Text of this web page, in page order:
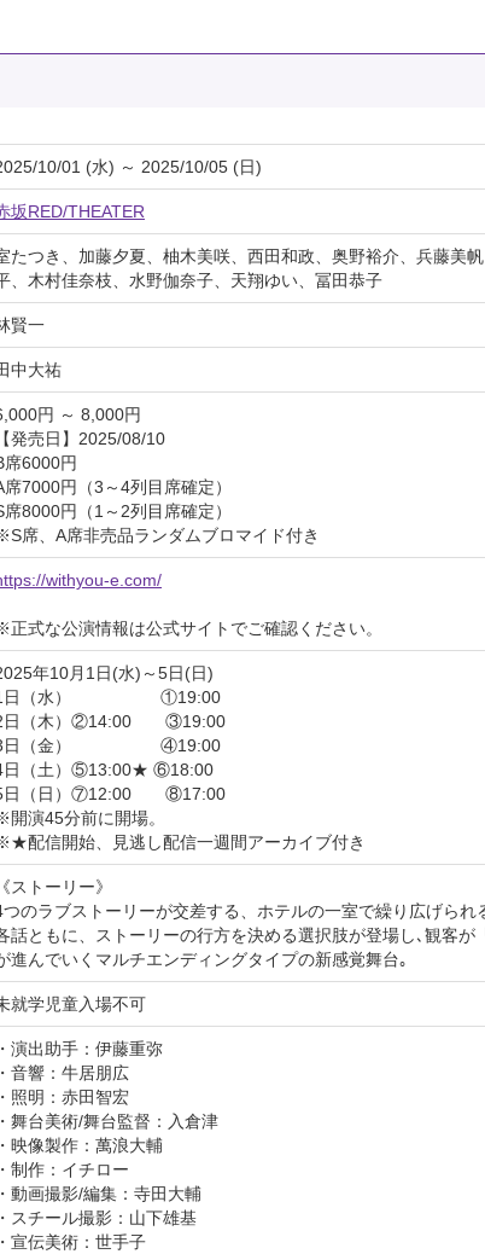
10/01 (水) ～ 2025/10/05 (日)
坂RED/THEATER
たつき、加藤夕夏、柚木美咲、西田和政、奥野裕介、兵藤美
、木村佳奈枝、水野伽奈子、天翔ゆい、冨田恭子
賢一
中大祐
円 ～ 8,000円
【発売日】2025/08/10
席6000円
席7000円（3～4列目席確定）
席8000円（1～2列目席確定）
席、A席非売品ランダムブロマイド付き
withyou-e.com/
正式な公演情報は公式サイトでご確認ください。
年10月1日(水)～5日(日)
日（水） ①19:00
日（木）②14:00 ③19:00
日（金） ④19:00
日（土）⑤13:00★ ⑥18:00
日（日）⑦12:00 ⑧17:00
開演45分前に開場。
配信開始、見逃し配信一週間アーカイブ付き
《ストーリー》
つのラブストーリーが交差する、ホテルの一室で繰り広げられ
話ともに、ストーリーの行方を決める選択肢が登場し､観客が
進んでいくマルチエンディングタイプの新感覚舞台｡
就学児童入場不可
・演出助手：伊藤重弥
・音響：牛居朋広
・照明：赤田智宏
・舞台美術/舞台監督：入倉津
・映像製作：萬浪大輔
・制作：イチロー
・動画撮影/編集：寺田大輔
・スチール撮影：山下雄基
・宣伝美術：世手子